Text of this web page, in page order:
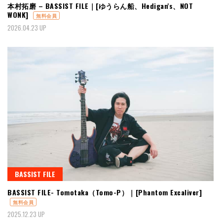
本村拓磨 – BASSIST FILE｜[ゆうらん船、Hedigan's、NOT
WONK]
無料会員
2026.04.23 UP
BASSIST FILE
BASSIST FILE- Tomotaka（Tomo-P）｜[Phantom Excaliver]
無料会員
2025.12.23 UP